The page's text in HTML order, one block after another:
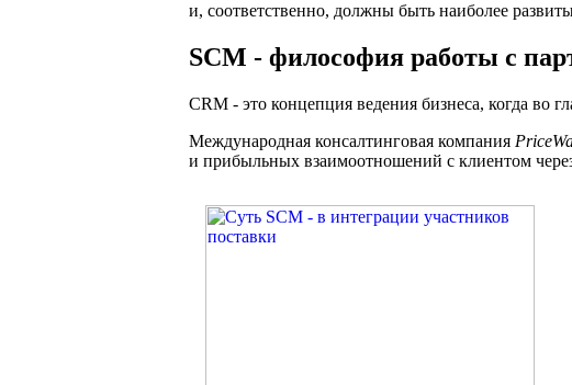
и, соответственно, должны быть наиболее
SCM - философия работы с
CRM - это концепция ведения бизнеса, когда во
Международная консалтинговая компания
и прибыльных взаимоотношений с клиентом